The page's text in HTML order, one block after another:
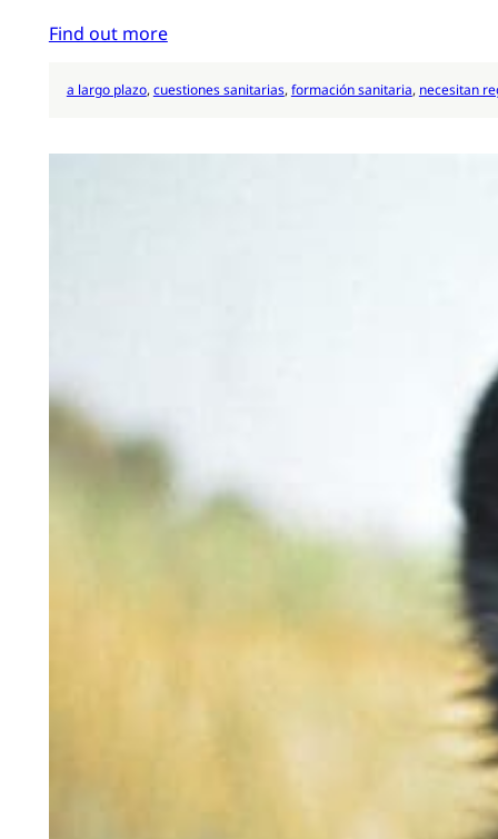
Find out more
a largo plazo, cuestiones sanitarias, formación sanitaria, necesitan